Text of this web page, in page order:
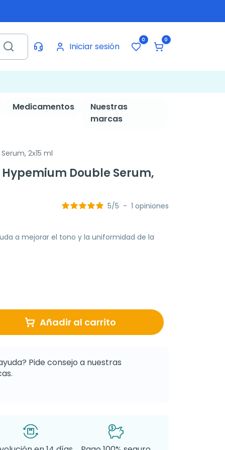
Iniciar sesión
0 0
Medicamentos
Nuestras
marcas
2x15 ml
Double Serum,
5/5 - 1 opiniones
a mejorar el tono y la uniformidad de la
Añadir al carrito
Pide consejo a nuestras